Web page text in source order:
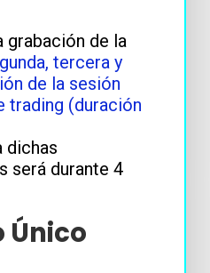
grabación de la
tercera y
de la sesión
trading (duración
dichas
será durante 4
Único